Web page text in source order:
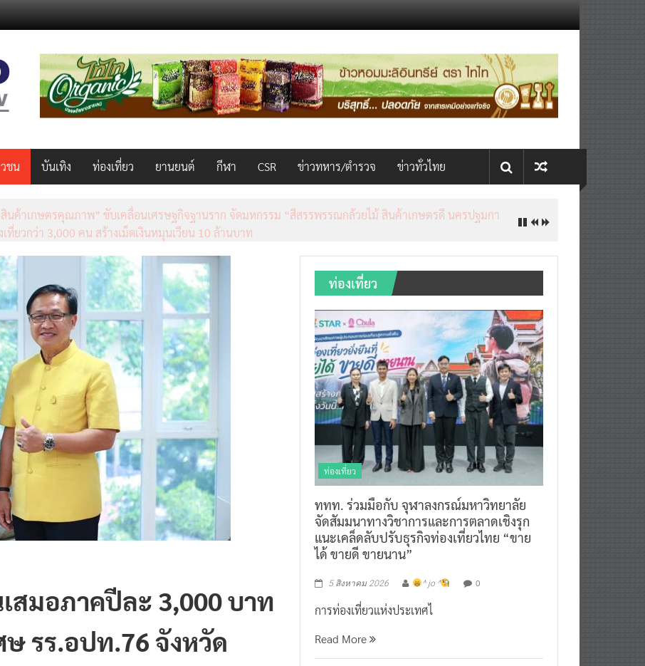
ชน บันเทิง ท่องเที่ยว ยานยนต์ กีฬา CSR ข่าวทหาร/ตำรวจ ข่าวทั่วไทย
ว แรง คุ้มค่าทั่วไทยพร้อมโอกาสสร้างรายได้เสริมผ่าน Lazada Affiliate
สมอภาคปีละ 3,000 บาท
รร.อปท.76 จังหวัด
ท่องเที่ยว
ท่องเที่ยว
ททท. ร่วมมือกับ จุฬาลงกรณ์มหาวิทยาลัย
จัดสัมมนาทางวิชาการและการตลาดเชิงรุก
แนะเคล็ดลับปรับธุรกิจท่องเที่ยวไทย “ขาย
ได้ ขายดี ขายนาน”
การท่องเที่ยวแห่งประเทศไ